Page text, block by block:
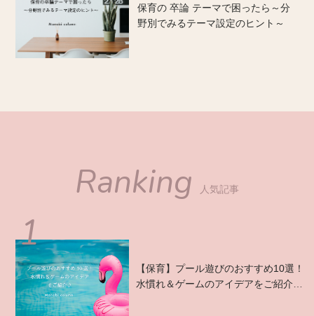
保育の 卒論 テーマで困ったら～分
野別でみるテーマ設定のヒント～
Ranking 人気記事
【保育】プール遊びのおすすめ10選！
水慣れ＆ゲームのアイデアをご紹介